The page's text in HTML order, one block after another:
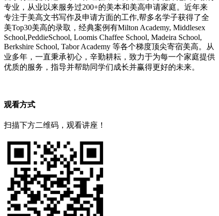
专业，从业以来服务过200+的美本和美高申请家庭。近年来
专注于美高文书写作及申请方面的工作,帮多名学子获得了全
美Top30美高的录取，经典案例有Milton Academy, Middlesex
School,PeddieSchool, Loomis Chaffee School, Madeira School,
Berkshire School, Tabor Academy 等各个梯度顶尖寄宿美高。从
业多年，一直秉承初心，辛勤耕耘，致力于为每一个家庭提供
优质的服务，指导并帮助同学们成长并赢得更好的未来。
观看方式
扫描下方二维码，观看讲座！